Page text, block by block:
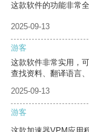
这款软件的功能非常
2025-09-13
游客
这款软件非常实用，
查找资料、翻译语言
2025-09-13
游客